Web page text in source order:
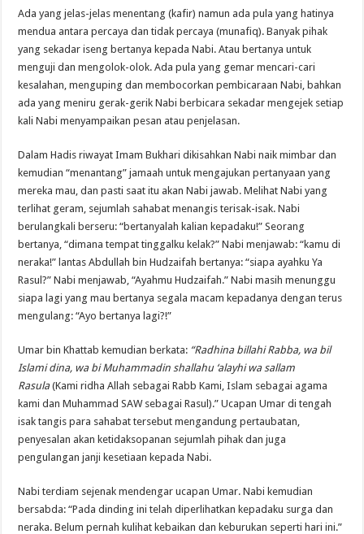
Ada yang jelas-jelas menentang (kafir) namun ada pula yang hatinya
mendua antara percaya dan tidak percaya (munafiq). Banyak pihak
yang sekadar iseng bertanya kepada Nabi. Atau bertanya untuk
menguji dan mengolok-olok. Ada pula yang gemar mencari-cari
kesalahan, menguping dan membocorkan pembicaraan Nabi, bahkan
ada yang meniru gerak-gerik Nabi berbicara sekadar mengejek setiap
kali Nabi menyampaikan pesan atau penjelasan.
Dalam Hadis riwayat Imam Bukhari dikisahkan Nabi naik mimbar dan
kemudian “menantang” jamaah untuk mengajukan pertanyaan yang
mereka mau, dan pasti saat itu akan Nabi jawab. Melihat Nabi yang
terlihat geram, sejumlah sahabat menangis terisak-isak. Nabi
berulangkali berseru: “bertanyalah kalian kepadaku!” Seorang
bertanya, “dimana tempat tinggalku kelak?” Nabi menjawab: “kamu di
neraka!” lantas Abdullah bin Hudzaifah bertanya: “siapa ayahku Ya
Rasul?” Nabi menjawab, “Ayahmu Hudzaifah.” Nabi masih menunggu
siapa lagi yang mau bertanya segala macam kepadanya dengan terus
mengulang: “Ayo bertanya lagi?!”
Umar bin Khattab kemudian berkata: “Radhina billahi Rabba, wa bil
Islami dina, wa bi Muhammadin shallahu ‘alayhi wa sallam
Rasula(Kami ridha Allah sebagai Rabb Kami, Islam sebagai agama
kami dan Muhammad SAW sebagai Rasul).” Ucapan Umar di tengah
isak tangis para sahabat tersebut mengandung pertaubatan,
penyesalan akan ketidaksopanan sejumlah pihak dan juga
pengulangan janji kesetiaan kepada Nabi.
Nabi terdiam sejenak mendengar ucapan Umar. Nabi kemudian
bersabda: “Pada dinding ini telah diperlihatkan kepadaku surga dan
neraka. Belum pernah kulihat kebaikan dan keburukan seperti hari ini.”